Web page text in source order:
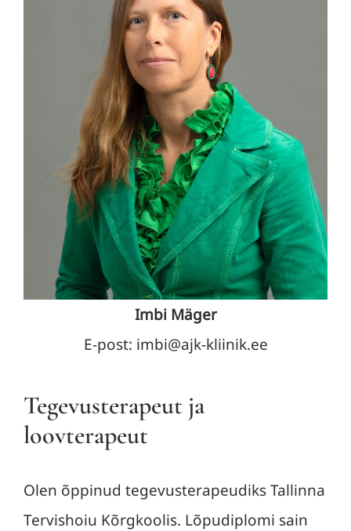
Imbi Mäger
E-post: imbi@ajk-kliinik.ee
Tegevusterapeut ja
loovterapeut
Olen õppinud tegevusterapeudiks Tallinna
Tervishoiu Kõrgkoolis. Lõpudiplomi sain